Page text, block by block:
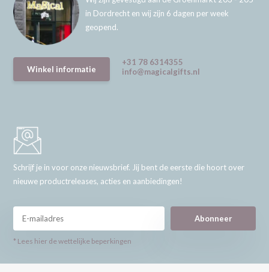
in Dordrecht en wij zijn 6 dagen per week
geopend.
Winkel informatie
+31 78 6314355
info@magicalgifts.nl
Schrijf je in voor onze nieuwsbrief. Jij bent de eerste die hoort over
nieuwe productreleases, acties en aanbiedingen!
Abonneer
* Lees hier de wettelijke beperkingen